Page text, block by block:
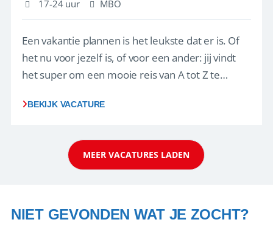
17-24 uur
MBO
Een vakantie plannen is het leukste dat er is. Of
het nu voor jezelf is, of voor een ander: jij vindt
het super om een mooie reis van A tot Z te
vakantiegangers de meest prachtige plekjes op
werken: of het nu gaat om vragen ...
BEKIJK VACATURE
MEER VACATURES LADEN
NIET GEVONDEN WAT JE ZOCHT?